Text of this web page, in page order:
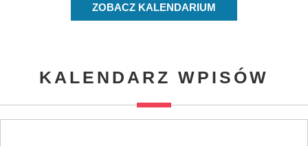
ZOBACZ KALENDARIUM
KALENDARZ WPISÓW